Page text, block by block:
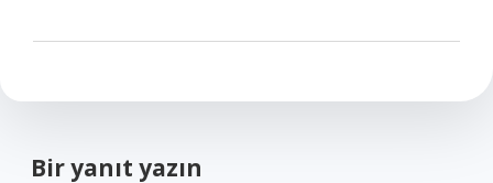
Bir yanıt yazın